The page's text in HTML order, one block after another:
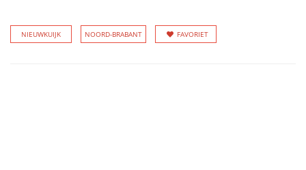
NIEUWKUIJK NOORD-BRABANT FAVORIET